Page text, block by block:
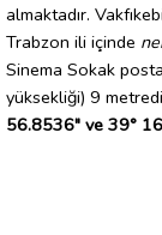
almaktadır.
Trabzon ili içinde
Sinema Sokak
yüksekliği) 9
56.8536" ve 39°